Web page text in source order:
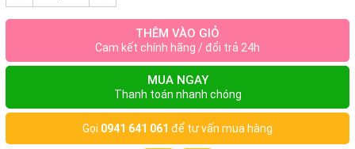
THÊM VÀO GIỎ
Cam kết chính hãng / đổi trả 24h
MUA NGAY
Thanh toán nhanh chóng
Gọi 0941 641 061 để tư vấn mua hàng